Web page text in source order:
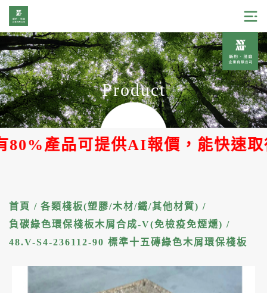
Product
可提供AI報價，能快速取得報價
首頁 / 各類棧板(塑膠/木材/鐵/其他材質) /
負碳綠色環保棧板木屑合成-V(免檢疫免煙燻) /
48.V-S4-236112-90 標準十五磚綠色木屑環保棧板